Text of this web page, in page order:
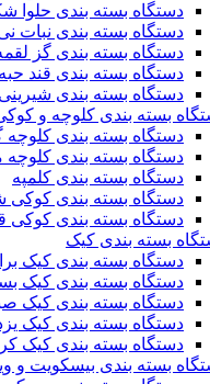
دستگاه بسته بندی حلوا
دستگاه بسته بندی نبات نی
دستگاه بسته بندی گز
دستگاه بسته بندی قند حبه
دستگاه بسته بندی
بسته بندی کلوچه و
دستگاه بسته بندی کلوچه
دستگاه بسته بندی کلوچه
دستگاه بسته بندی کلمپه
دستگاه بسته بندی کوکی
دستگاه بسته بندی کوکی
بسته بندی کیک
دستگاه بسته بندی کیک
دستگاه بسته بندی کیک
دستگاه بسته بندی کیک
دستگاه بسته بندی کیک
دستگاه بسته بندی کیک
بسته بندی بیسکویت و